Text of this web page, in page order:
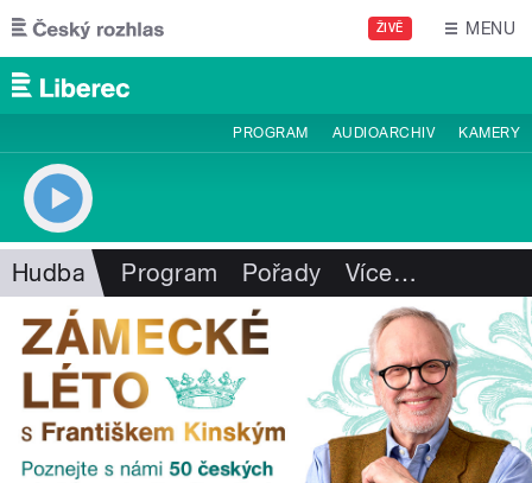
Přejít k hlavnímu obsahu
ŽIVĚ MENU
PROGRAM AUDIOARCHIV KAMERY
Hudba Program Pořady Více…